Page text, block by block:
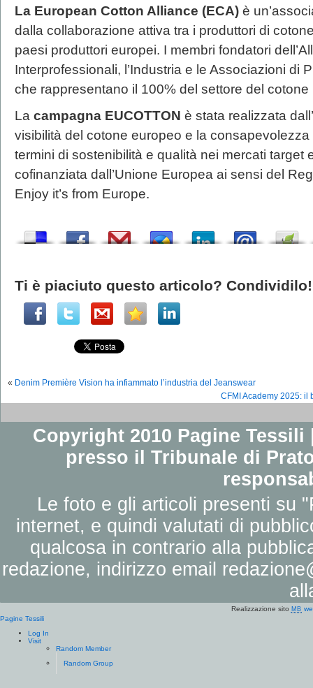
La European Cotton Alliance (ECA) è
dalla collaborazione attiva tra i produttori di
paesi produttori europei. I membri fondatori
Interprofessionali, l’Industria e le Associazioni di
che rappresentano il 100% del settore del cotone
La campagna EUCOTTON è stata realizzata
visibilità del cotone europeo e la
termini di sostenibilità e qualità nei mercati target
cofinanziata dall’Unione Europea ai sensi del
Enjoy it’s from Europe.
Ti è piaciuto questo articolo? Condividilo!
« Denim Première Vision ha infiammato l’industria del Jeanswear
CFMI Academy 2025:
Copyright 2010 Pagine
presso il Tribunale di
Le foto e gli articoli presenti su
internet, e quindi valutati di
qualcosa in contrario alla
redazione, indirizzo email
Realizzazione sito MB
Pagine Tessili
Log In
Visit
Random Member
Random Group